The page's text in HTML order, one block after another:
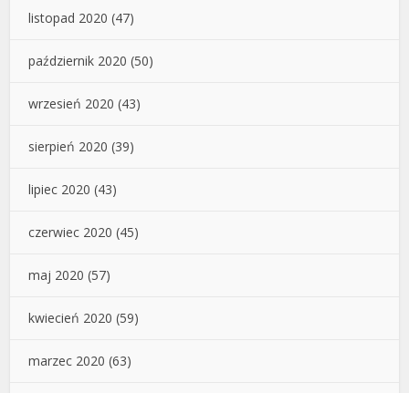
listopad 2020 (47)
październik 2020 (50)
wrzesień 2020 (43)
sierpień 2020 (39)
lipiec 2020 (43)
czerwiec 2020 (45)
maj 2020 (57)
kwiecień 2020 (59)
marzec 2020 (63)